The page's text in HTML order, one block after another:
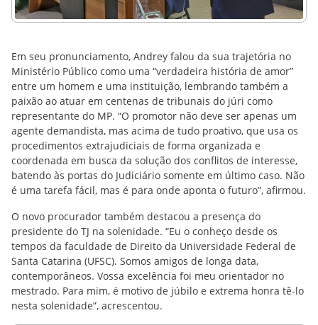
Em seu pronunciamento, Andrey falou da sua trajetória no
Ministério Público como uma “verdadeira história de amor”
entre um homem e uma instituição, lembrando também a
paixão ao atuar em centenas de tribunais do júri como
representante do MP. “O promotor não deve ser apenas um
agente demandista, mas acima de tudo proativo, que usa os
procedimentos extrajudiciais de forma organizada e
coordenada em busca da solução dos conflitos de interesse,
batendo às portas do Judiciário somente em último caso. Não
é uma tarefa fácil, mas é para onde aponta o futuro”, afirmou.
O novo procurador também destacou a presença do
presidente do TJ na solenidade. “Eu o conheço desde os
tempos da faculdade de Direito da Universidade Federal de
Santa Catarina (UFSC). Somos amigos de longa data,
contemporâneos. Vossa excelência foi meu orientador no
mestrado. Para mim, é motivo de júbilo e extrema honra tê-lo
nesta solenidade”, acrescentou.